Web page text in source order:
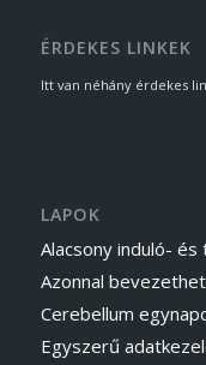
ÉRDEKES LINKEK
Itt van néhány érdekes
LAPOK
Alacsony induló-
Azonnal
Cerebellum
Egyszerű